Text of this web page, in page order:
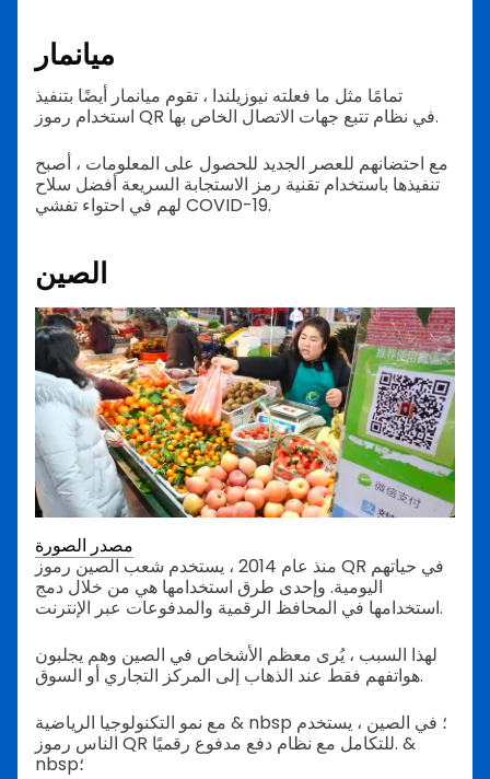
ميانمار
تمامًا مثل ما فعلته نيوزيلندا ، تقوم ميانمار أيضًا بتنفيذ
استخدام رموز QR في نظام تتبع جهات الاتصال الخاص بها.
مع احتضانهم للعصر الجديد للحصول على المعلومات ، أصبح
تنفيذها باستخدام تقنية رمز الاستجابة السريعة أفضل سلاح
لهم في احتواء تفشي COVID-19.
الصين
مصدر الصورة
منذ عام 2014 ، يستخدم شعب الصين رموز QR في حياتهم
اليومية. وإحدى طرق استخدامها هي من خلال دمج
استخدامها في المحافظ الرقمية والمدفوعات عبر الإنترنت.
لهذا السبب ، يُرى معظم الأشخاص في الصين وهم يجلبون
هواتفهم فقط عند الذهاب إلى المركز التجاري أو السوق.
مع نمو التكنولوجيا الرياضية & nbsp ؛ في الصين ، يستخدم
الناس رموز QR للتكامل مع نظام دفع مدفوع رقميًا. &
nbsp؛